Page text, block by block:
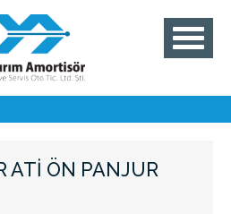
ATİ ÖN PANJUR